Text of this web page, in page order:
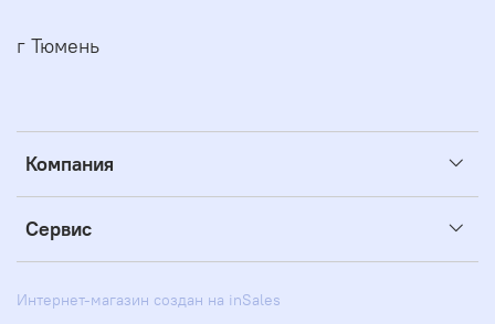
Компания
Сервис
г Тюмень
Интернет-магазин создан на inSales